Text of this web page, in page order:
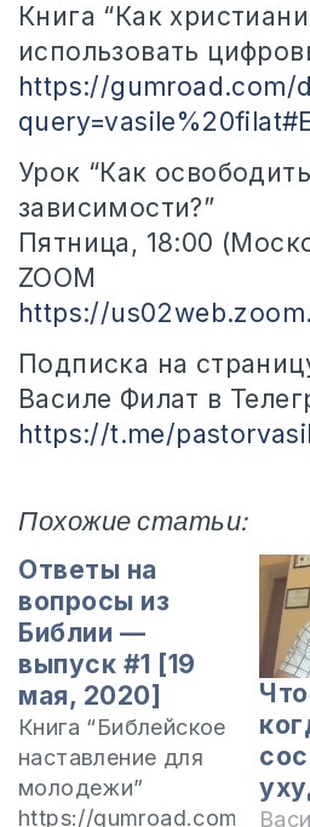
Книга “Как
использовать
https://gumroad.com/
Урок “Как
зависимости?”
Пятница, 18:00
ZOOM
https://
Подписка на
Василе Филат в
https://t.me/
Похожие статьи:
Ответы на
вопросы из
Библии —
выпуск #1 [19
мая, 2020]
Книга “Библейское
наставление для
молодежи”
https://gumroad.com/